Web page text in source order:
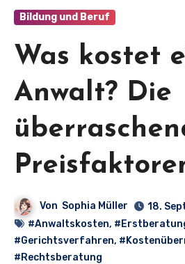
Bildung und Beruf
Was kostet
Anwalt? Die
Von Sophia Müller
18.
#Anwaltskosten,
#Gerichtsverfahren,
#Rechtsberatung